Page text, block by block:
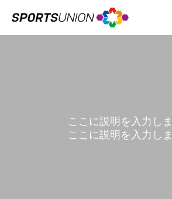
ここに説明を入力しま
ここに説明を入力しま